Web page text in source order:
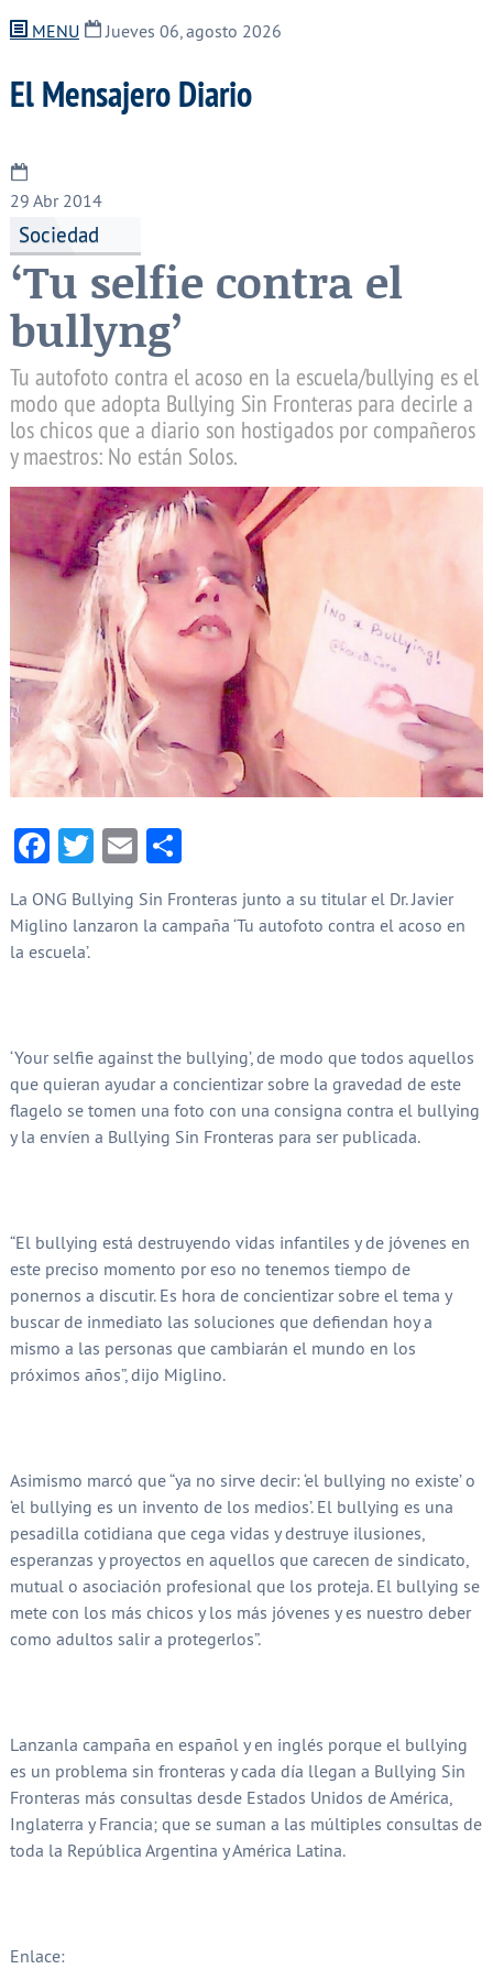
MENU Jueves 06, agosto 2026
El Mensajero Diario
29 Abr 2014
Sociedad
‘Tu selfie contra el
bullyng’
Tu autofoto contra el acoso en la escuela/bullying es el
modo que adopta Bullying Sin Fronteras para decirle a
los chicos que a diario son hostigados por compañeros
y maestros: No están Solos.
Facebook
Twitter
EmailCompartir
La ONG Bullying Sin Fronteras junto a su titular el Dr. Javier
Miglino lanzaron la campaña ‘Tu autofoto contra el acoso en
la escuela’.
‘Your selfie against the bullying’, de modo que todos aquellos
que quieran ayudar a concientizar sobre la gravedad de este
flagelo se tomen una foto con una consigna contra el bullying
y la envíen a Bullying Sin Fronteras para ser publicada.
“El bullying está destruyendo vidas infantiles y de jóvenes en
este preciso momento por eso no tenemos tiempo de
ponernos a discutir. Es hora de concientizar sobre el tema y
buscar de inmediato las soluciones que defiendan hoy a
mismo a las personas que cambiarán el mundo en los
próximos años”, dijo Miglino.
Asimismo marcó que “ya no sirve decir: ‘el bullying no existe’ o
‘el bullying es un invento de los medios’. El bullying es una
pesadilla cotidiana que cega vidas y destruye ilusiones,
esperanzas y proyectos en aquellos que carecen de sindicato,
mutual o asociación profesional que los proteja. El bullying se
mete con los más chicos y los más jóvenes y es nuestro deber
como adultos salir a protegerlos”.
Lanzanla campaña en español y en inglés porque el bullying
es un problema sin fronteras y cada día llegan a Bullying Sin
Fronteras más consultas desde Estados Unidos de América,
Inglaterra y Francia; que se suman a las múltiples consultas de
toda la República Argentina y América Latina.
Enlace: